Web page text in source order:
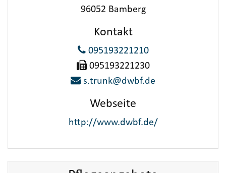
96052 Bamberg
Kontakt
095193221210
095193221230
s.trunk@dwbf.de
Webseite
http://www.dwbf.de/